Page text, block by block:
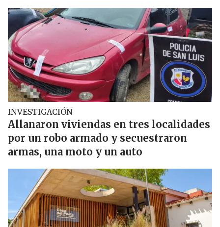
INVESTIGACIÓN
Allanaron viviendas en tres localidades
por un robo armado y secuestraron
armas, una moto y un auto